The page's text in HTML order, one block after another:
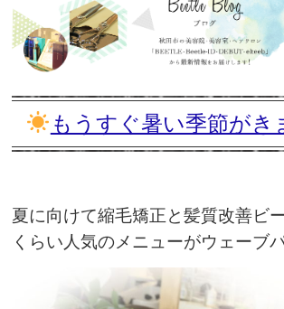
もうすぐ暑い季節がき
夏に向けて縮毛矯正と髪質改善ビ
くらい人気のメニューがウェーブ